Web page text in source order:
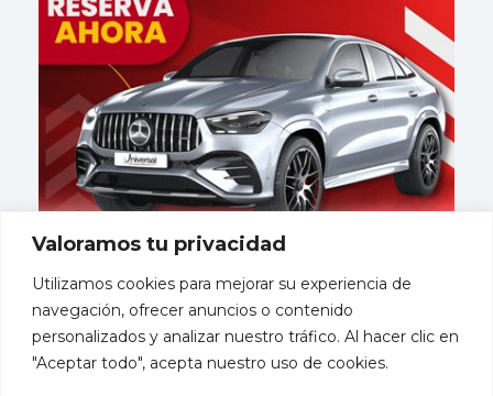
Valoramos tu privacidad
Utilizamos cookies para mejorar su experiencia de
navegación, ofrecer anuncios o contenido
personalizados y analizar nuestro tráfico. Al hacer clic en
"Aceptar todo", acepta nuestro uso de cookies.